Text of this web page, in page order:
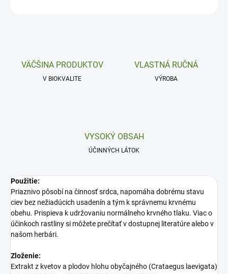
VÄČŠINA PRODUKTOV
V BIOKVALITE
VLASTNÁ RUČNÁ
VÝROBA
VYSOKÝ OBSAH
ÚČINNÝCH LÁTOK
Použitie:
Priaznivo pôsobí na činnosť srdca, napomáha dobrému stavu
ciev bez nežiadúcich usadenín a tým k správnemu krvnému
obehu. Prispieva k udržovaniu normálneho krvného tlaku. Viac o
účinkoch rastliny si môžete prečítať v dostupnej literatúre alebo v
našom herbári.
Zloženie:
Extrakt z kvetov a plodov hlohu obyčajného (Crataegus laevigata)